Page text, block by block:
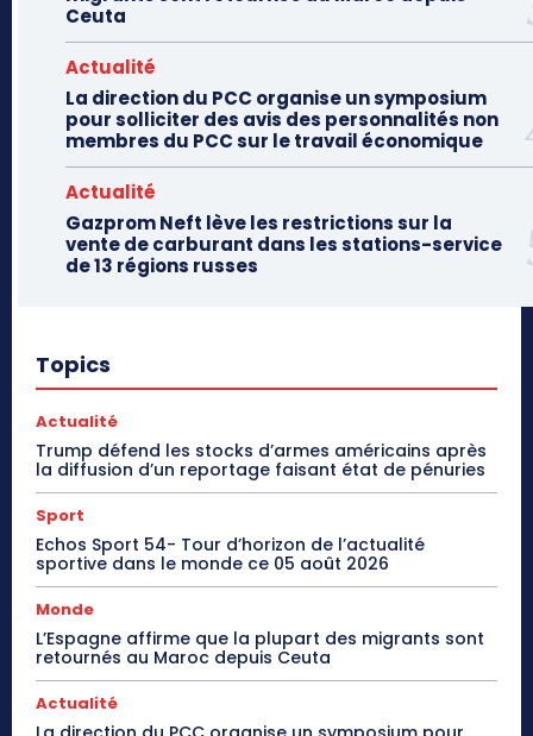
Ceuta
Actualité
La direction du PCC organise un symposium
pour solliciter des avis des personnalités non
membres du PCC sur le travail économique
Actualité
Gazprom Neft lève les restrictions sur la
vente de carburant dans les stations-service
de 13 régions russes
Topics
Actualité
Trump défend les stocks d’armes américains après
la diffusion d’un reportage faisant état de pénuries
Sport
Echos Sport 54- Tour d’horizon de l’actualité
sportive dans le monde ce 05 août 2026
Monde
L’Espagne affirme que la plupart des migrants sont
retournés au Maroc depuis Ceuta
Actualité